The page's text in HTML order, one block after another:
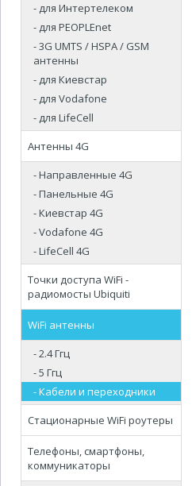
- для Интертелеком
- для PEOPLEnet
- 3G UMTS / HSPA / GSM
антенны
- для Киевстар
- для Vodafone
- для LifeCell
Антенны 4G
- Направленные 4G
- Панельные 4G
- Киевстар 4G
- Vodafone 4G
- LifeCell 4G
Точки доступа WiFi -
радиомосты Ubiquiti
WiFi антенны
- 2.4 Ггц
- 5 Ггц
- Кабели и переходники
Стационарные WiFi роутеры
Телефоны, смартфоны,
коммуникаторы